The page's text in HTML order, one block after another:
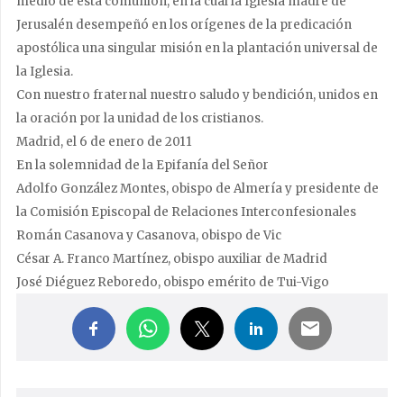
Jerusalén desempeñó en los orígenes de la predicación
apostólica una singular misión en la plantación universal de
la Iglesia.
Con nuestro fraternal nuestro saludo y bendición, unidos en
la oración por la unidad de los cristianos.
Madrid, el 6 de enero de 2011
En la solemnidad de la Epifanía del Señor
Adolfo González Montes, obispo de Almería y presidente de
la Comisión Episcopal de Relaciones Interconfesionales
Román Casanova y Casanova, obispo de Vic
César A. Franco Martínez, obispo auxiliar de Madrid
José Diéguez Reboredo, obispo emérito de Tui-Vigo